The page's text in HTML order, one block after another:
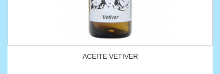
ACEITE VETIVER